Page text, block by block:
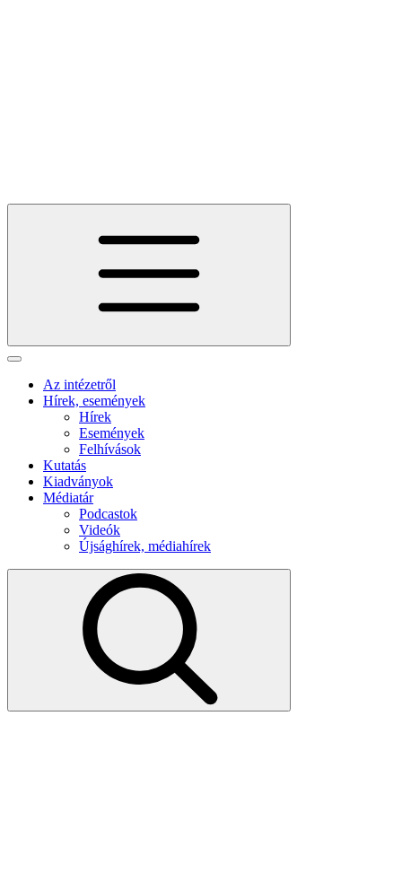
Az intézetről
Hírek, események
Hírek
Események
Felhívások
Kutatás
Kiadványok
Médiatár
Podcastok
Videók
Újsághírek, médiahírek